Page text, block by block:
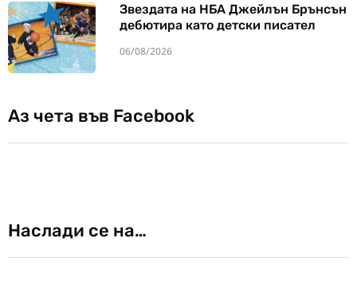
Звездата на НБА Джейлън Брънсън
дебютира като детски писател
06/08/2026
Аз чета във Facebook
Наслади се на…